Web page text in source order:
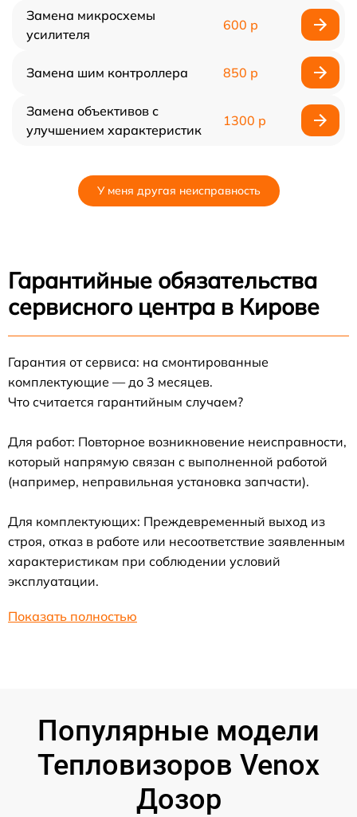
Замена микросхемы
усилителя
600 р
Замена шим контроллера 850 р
Замена объективов с
улучшением характеристик
1300 р
У меня другая неисправность
Гарантийные обязательства
сервисного центра в Кирове
Гарантия от сервиса: на смонтированные
комплектующие — до 3 месяцев.
Что считается гарантийным случаем?
Для работ: Повторное возникновение неисправности,
который напрямую связан с выполненной работой
(например, неправильная установка запчасти).
Для комплектующих: Преждевременный выход из
строя, отказ в работе или несоответствие заявленным
характеристикам при соблюдении условий
эксплуатации.
Показать полностью
Популярные модели
Тепловизоров Venox
Дозор